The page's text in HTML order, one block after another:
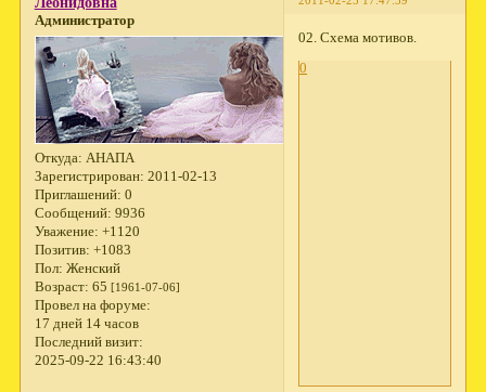
Администратор
Откуда: АНАПА
Зарегистрирован: 2011-02-13
Приглашений: 0
Сообщений: 9936
Уважение: +1120
Позитив: +1083
Пол: Женский
Возраст: 65 [1961-07-06]
Провел на форуме:
17 дней 14 часов
Последний визит:
2025-09-22 16:43:40
02. Схема мотивов.
0